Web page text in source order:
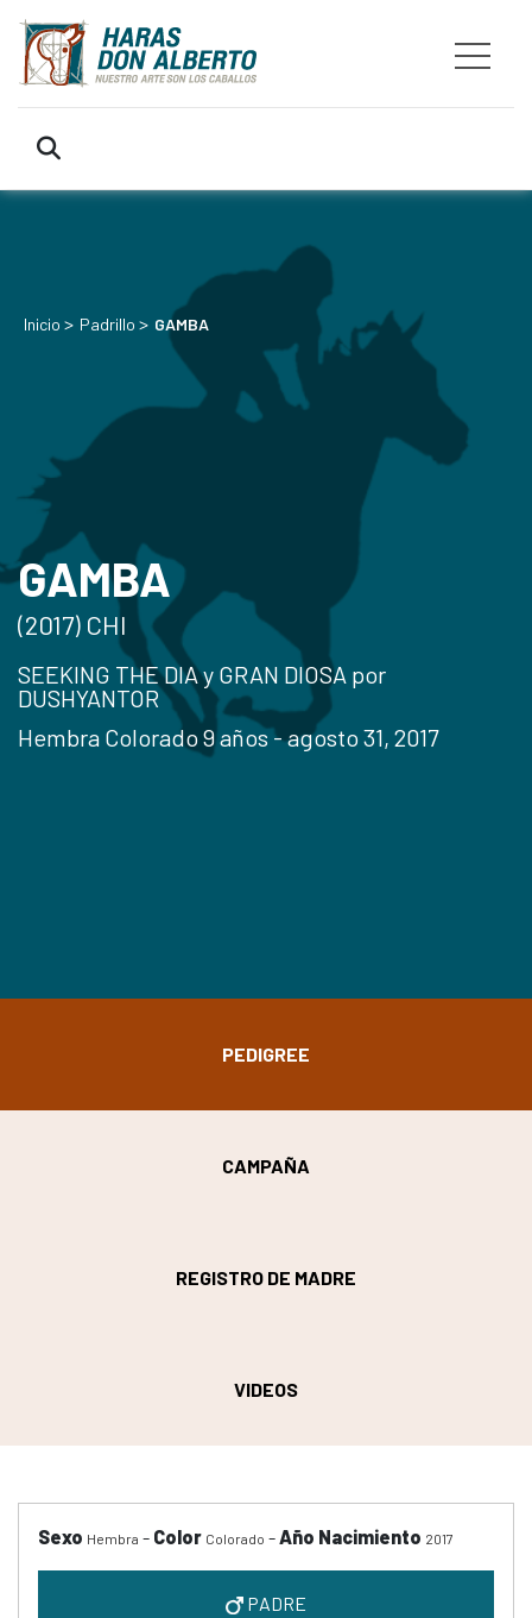
Inicio > Padrillo > GAMBA
GAMBA
(2017) CHI
SEEKING THE DIA y GRAN DIOSA por
DUSHYANTOR
Hembra Colorado 9 años - agosto 31, 2017
PEDIGREE
CAMPAÑA
REGISTRO DE MADRE
VIDEOS
Sexo Hembra - Color Colorado -Año Nacimiento 2017
PADRE